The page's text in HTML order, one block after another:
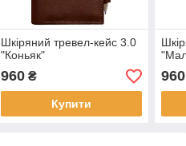
Шкіряний тревел-кейс 3.0
"Коньяк"
960₴
Купити
960